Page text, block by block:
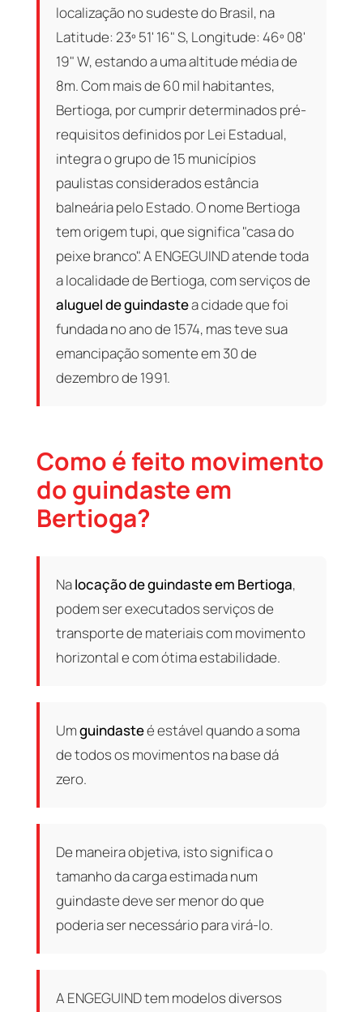
localização no sudeste do Brasil, na
Latitude: 23º 51' 16" S, Longitude: 46º 08'
19" W, estando a uma altitude média de
8m. Com mais de 60 mil habitantes,
Bertioga, por cumprir determinados pré-
requisitos definidos por Lei Estadual,
integra o grupo de 15 municípios
paulistas considerados estância
balneária pelo Estado. O nome Bertioga
tem origem tupi, que significa "casa do
peixe branco". A ENGEGUIND atende toda
a localidade de Bertioga, com serviços de
aluguel de guindastea cidade que foi
fundada no ano de 1574, mas teve sua
emancipação somente em 30 de
dezembro de 1991.
Como é feito movimento
do guindaste em
Bertioga?
Nalocação de guindaste em Bertioga,
podem ser executados serviços de
transporte de materiais com movimento
horizontal e com ótima estabilidade.
Umguindasteé estável quando a soma
de todos os movimentos na base dá
zero.
De maneira objetiva, isto significa o
tamanho da carga estimada num
guindaste deve ser menor do que
poderia ser necessário para virá-lo.
A ENGEGUIND tem modelos diversos